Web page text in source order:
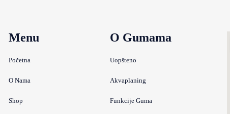
Menu
Početna
O Nama
Shop
O Gumama
Uopšteno
Akvaplaning
Funkcije Guma